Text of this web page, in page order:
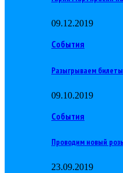
09.12.2019
События
Разыгрываем
09.10.2019
События
Проводим новый
23.09.2019